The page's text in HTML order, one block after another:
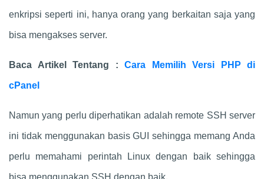
enkripsi seperti ini, hanya orang yang berkaitan saja yang
bisa mengakses server.
Baca Artikel Tentang : Cara Memilih Versi PHP di
cPanel
Namun yang perlu diperhatikan adalah remote SSH server
ini tidak menggunakan basis GUI sehingga memang Anda
perlu memahami perintah Linux dengan baik sehingga